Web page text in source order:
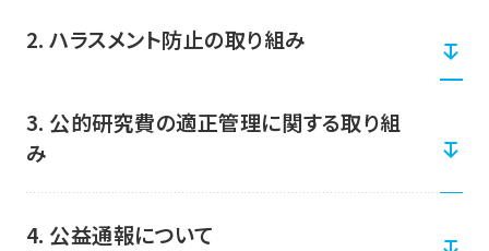
学校施設案内
2. ハラスメント防止の取り組み
3. 公的研究費の適正管理に関する取り組
み
4. 公益通報について